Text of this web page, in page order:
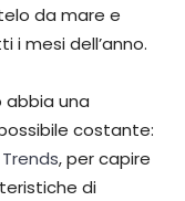
da mare e
mesi dell’anno.
una
costante:
, per capire
di